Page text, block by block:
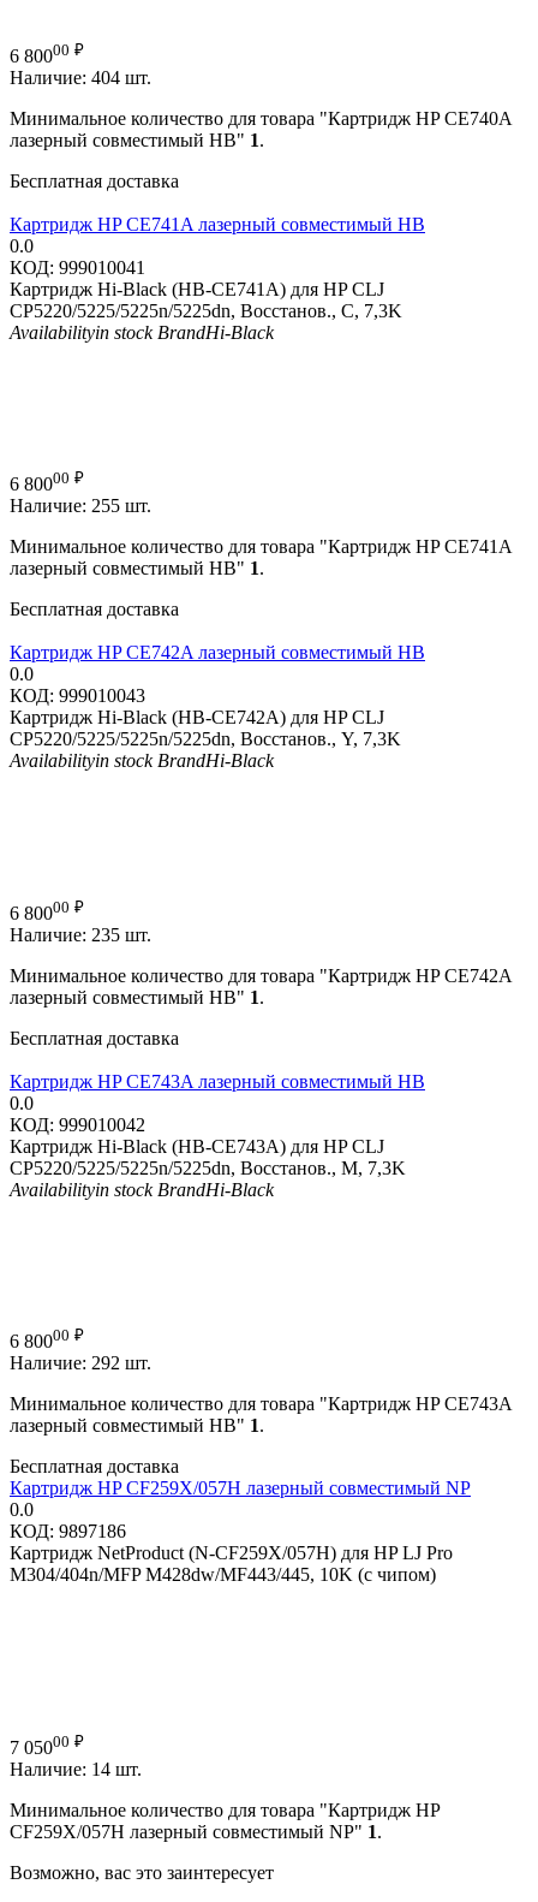
6 80000 ₽
Наличие: 404 шт.
Минимальное количество для товара "Картридж HP CE740A
лазерный совместимый HB" 1.
Бесплатная доставка
Картридж HP CE741A лазерный совместимый HB
0.0
КОД: 999010041
Картридж Hi-Black (HB-CE741A) для HP CLJ
CP5220/5225/5225n/5225dn, Восстанов., C, 7,3K
Availabilityin stock BrandHi-Black
6 80000 ₽
Наличие: 255 шт.
Минимальное количество для товара "Картридж HP CE741A
лазерный совместимый HB" 1.
Бесплатная доставка
Картридж HP CE742A лазерный совместимый HB
0.0
КОД: 999010043
Картридж Hi-Black (HB-CE742A) для HP CLJ
CP5220/5225/5225n/5225dn, Восстанов., Y, 7,3K
Availabilityin stock BrandHi-Black
6 80000 ₽
Наличие: 235 шт.
Минимальное количество для товара "Картридж HP CE742A
лазерный совместимый HB" 1.
Бесплатная доставка
Картридж HP CE743A лазерный совместимый HB
0.0
КОД: 999010042
Картридж Hi-Black (HB-CE743A) для HP CLJ
CP5220/5225/5225n/5225dn, Восстанов., M, 7,3K
Availabilityin stock BrandHi-Black
6 80000 ₽
Наличие: 292 шт.
Минимальное количество для товара "Картридж HP CE743A
лазерный совместимый HB" 1.
Бесплатная доставка
Картридж HP CF259X/057H лазерный совместимый NP
0.0
КОД: 9897186
Картридж NetProduct (N-CF259X/057H) для HP LJ Pro
M304/404n/MFP M428dw/MF443/445, 10K (с чипом)
7 05000 ₽
Наличие: 14 шт.
Минимальное количество для товара "Картридж HP
CF259X/057H лазерный совместимый NP" 1.
Возможно, вас это заинтересует